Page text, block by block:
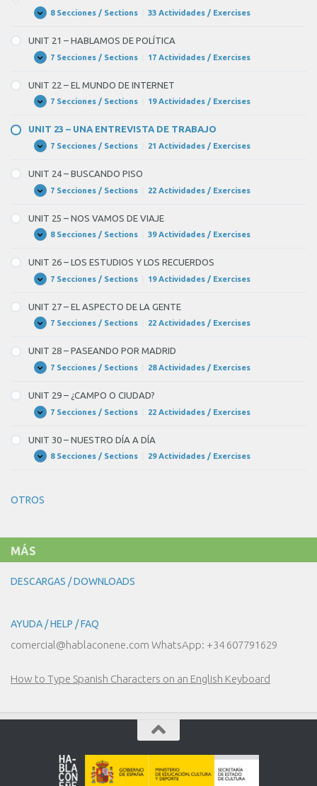
EL
MÉDICO
VAMOS
DE
TIENDAS
Expandir
UNIT
–
VAMOS
A
COCINAR
8 Secciones / Sections 33 Actividades / Exercises
UNIT 21 – HABLAMOS DE POLÍTICA
Expandir
UNIT
–
HABLAMOS
DE
POLÍTICA
7 Secciones / Sections 17 Actividades / Exercises
UNIT 22 – EL MUNDO DE INTERNET
Expandir
UNIT
–
EL
MUNDO
DE
7 Secciones / Sections 19 Actividades / Exercises
UNIT 23 – UNA ENTREVISTA DE TRABAJO
Expandir
UNIT
–
UNA
ENTREVISTA
DE
7 Secciones / Sections 21 Actividades / Exercises
UNIT 24 – BUSCANDO PISO
Expandir
UNIT
–
BUSCANDO
PISO
7 Secciones / Sections 22 Actividades / Exercises
UNIT 25 – NOS VAMOS DE VIAJE
Expandir
UNIT
–
NOS
VAMOS
DE
8 Secciones / Sections 39 Actividades / Exercises
UNIT 26 – LOS ESTUDIOS Y LOS RECUERDOS
Expandir
UNIT
–
LOS
ESTUDIOS
RECUERDOS
7 Secciones / Sections 19 Actividades / Exercises
UNIT 27 – EL ASPECTO DE LA GENTE
Expandir
UNIT
–
EL
ASPECTO
DE
GENTE
7 Secciones / Sections 22 Actividades / Exercises
UNIT 28 – PASEANDO POR MADRID
Expandir
UNIT
–
PASEANDO
POR
MADRID
7 Secciones / Sections 28 Actividades / Exercises
UNIT 29 – ¿CAMPO O CIUDAD?
Expandir
UNIT
–
¿CAMPO
O
CIUDAD?
7 Secciones / Sections 22 Actividades / Exercises
UNIT 30 – NUESTRO DÍA A DÍA
Expandir
UNIT
DÍA
8 Secciones / Sections 29 Actividades / Exercises
OTROS
MÁS
DESCARGAS / DOWNLOADS
AYUDA / HELP / FAQ
comercial@hablaconene.com WhatsApp: +34 607791629
How to Type Spanish Characters on an English Keyboard